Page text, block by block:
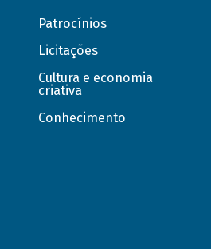
Patrocínios
Licitações
Cultura e economia
criativa
Conhecimento